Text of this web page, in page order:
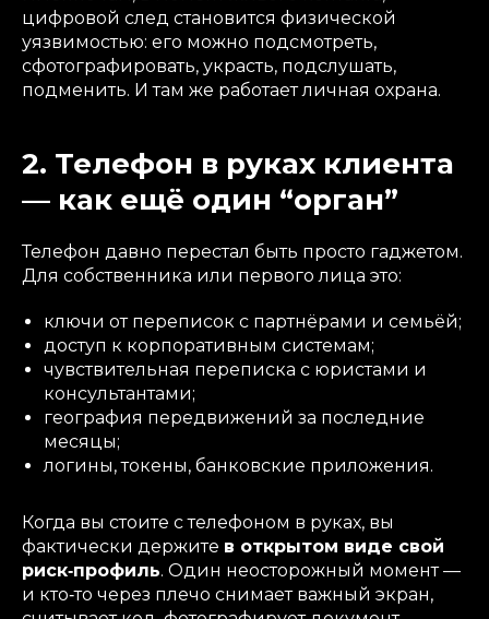
цифровой след становится физической
уязвимостью: его можно подсмотреть,
сфотографировать, украсть, подслушать,
подменить. И там же работает личная охрана.
2. Телефон в руках клиента
— как ещё один “орган”
Телефон давно перестал быть просто гаджетом.
Для собственника или первого лица это:
ключи от переписок с партнёрами и семьёй;
доступ к корпоративным системам;
чувствительная переписка с юристами и
консультантами;
география передвижений за последние
месяцы;
логины, токены, банковские приложения.
Когда вы стоите с телефоном в руках, вы
фактически держите в открытом виде свой
риск‑профиль. Один неосторожный момент —
и кто‑то через плечо снимает важный экран,